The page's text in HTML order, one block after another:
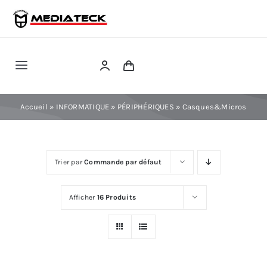
Skip
Toggle
Navigation
Accueil » INFORMATIQUE » PÉRIPHÉRIQUES » Casques&Micros
Trier parCommande par défaut
Afficher 16 Produits